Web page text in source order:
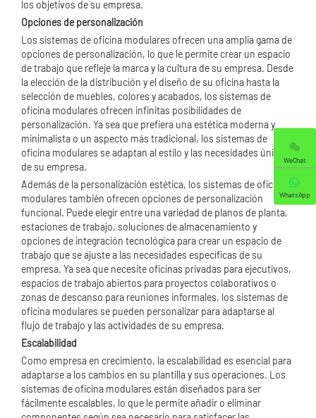
los objetivos de su empresa.
Opciones de personalización
Los sistemas de oficina modulares ofrecen una amplia gama de
opciones de personalización, lo que le permite crear un espacio
de trabajo que refleje la marca y la cultura de su empresa. Desde
la elección de la distribución y el diseño de su oficina hasta la
selección de muebles, colores y acabados, los sistemas de
oficina modulares ofrecen infinitas posibilidades de
personalización. Ya sea que prefiera una estética moderna y
minimalista o un aspecto más tradicional, los sistemas de
oficina modulares se adaptan al estilo y las necesidades únicas
de su empresa.
Además de la personalización estética, los sistemas de oficina
modulares también ofrecen opciones de personalización
funcional. Puede elegir entre una variedad de planos de planta,
estaciones de trabajo, soluciones de almacenamiento y
opciones de integración tecnológica para crear un espacio de
trabajo que se ajuste a las necesidades específicas de su
empresa. Ya sea que necesite oficinas privadas para ejecutivos,
espacios de trabajo abiertos para proyectos colaborativos o
zonas de descanso para reuniones informales, los sistemas de
oficina modulares se pueden personalizar para adaptarse al
flujo de trabajo y las actividades de su empresa.
Escalabilidad
Como empresa en crecimiento, la escalabilidad es esencial para
adaptarse a los cambios en su plantilla y sus operaciones. Los
sistemas de oficina modulares están diseñados para ser
fácilmente escalables, lo que le permite añadir o eliminar
WeChat
WhatsApp